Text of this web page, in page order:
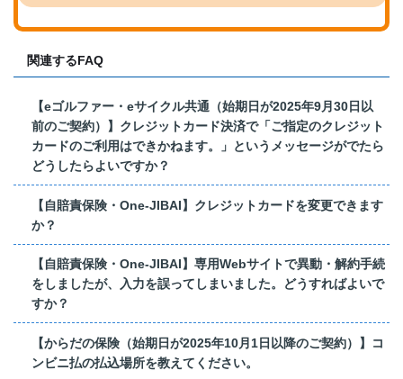
関連するFAQ
【eゴルファー・eサイクル共通（始期日が2025年9月30日以
前のご契約）】クレジットカード決済で「ご指定のクレジット
カードのご利用はできかねます。」というメッセージがでたら
どうしたらよいですか？
【自賠責保険・One-JIBAI】クレジットカードを変更できます
か？
【自賠責保険・One-JIBAI】専用Webサイトで異動・解約手続
をしましたが、入力を誤ってしまいました。どうすればよいで
すか？
【からだの保険（始期日が2025年10月1日以降のご契約）】コ
ンビニ払の払込場所を教えてください。